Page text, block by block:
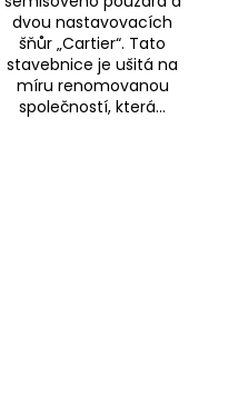
dvou nastavovacích
šňůr „Cartier“. Tato
stavebnice je ušitá na
míru renomovanou
společností, která...